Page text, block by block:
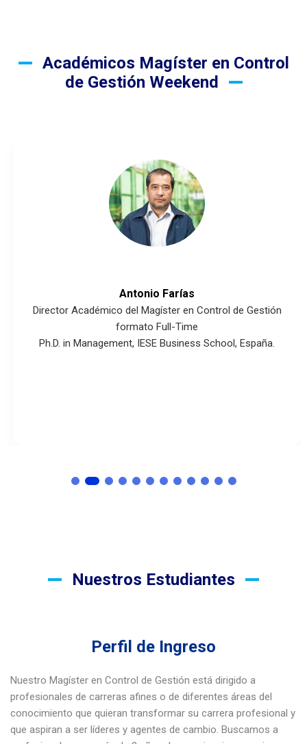
Académicos Magíster en Control
de Gestión Weekend
Antonio Farías
Director Académico del Magíster en Control de Gestión
formato Full-Time
Ph.D. in Management, IESE Business School, España.
Nuestros Estudiantes
Perfil de Ingreso
Nuestro Magíster en Control de Gestión está dirigido a
profesionales de carreras afines o de diferentes áreas del
conocimiento que quieran transformar su carrera profesional y
que aspiran a ser líderes y agentes de cambio. Buscamos a